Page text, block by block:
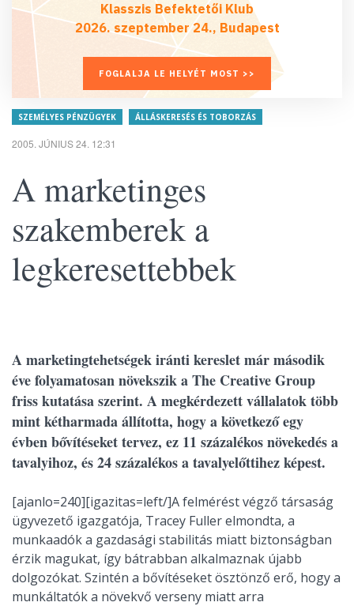
Klasszis Befektetői Klub
2026. szeptember 24., Budapest
FOGLALJA LE HELYÉT MOST >>
SZEMÉLYES PÉNZÜGYEK ÁLLÁSKERESÉS ÉS TOBORZÁS
2005. JÚNIUS 24. 12:31
A marketinges
szakemberek a
legkeresettebbek
A marketingtehetségek iránti kereslet már második
éve folyamatosan növekszik a The Creative Group
friss kutatása szerint. A megkérdezett vállalatok több
mint kétharmada állította, hogy a következő egy
évben bővítéseket tervez, ez 11 százalékos növekedés a
tavalyihoz, és 24 százalékos a tavalyelőttihez képest.
[ajanlo=240][igazitas=left/]A felmérést végző társaság
ügyvezető igazgatója, Tracey Fuller elmondta, a
munkaadók a gazdasági stabilitás miatt biztonságban
érzik magukat, így bátrabban alkalmaznak újabb
dolgozókat. Szintén a bővítéseket ösztönző erő, hogy a
munkáltatók a növekvő verseny miatt arra